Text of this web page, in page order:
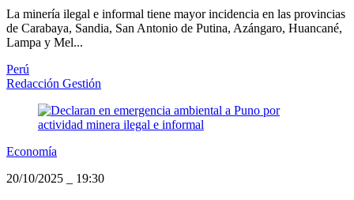
La minería ilegal e informal tiene mayor incidencia en las provincias
de Carabaya, Sandia, San Antonio de Putina, Azángaro, Huancané,
Lampa y Mel...
Perú
Redacción Gestión
Economía
20/10/2025
19:30